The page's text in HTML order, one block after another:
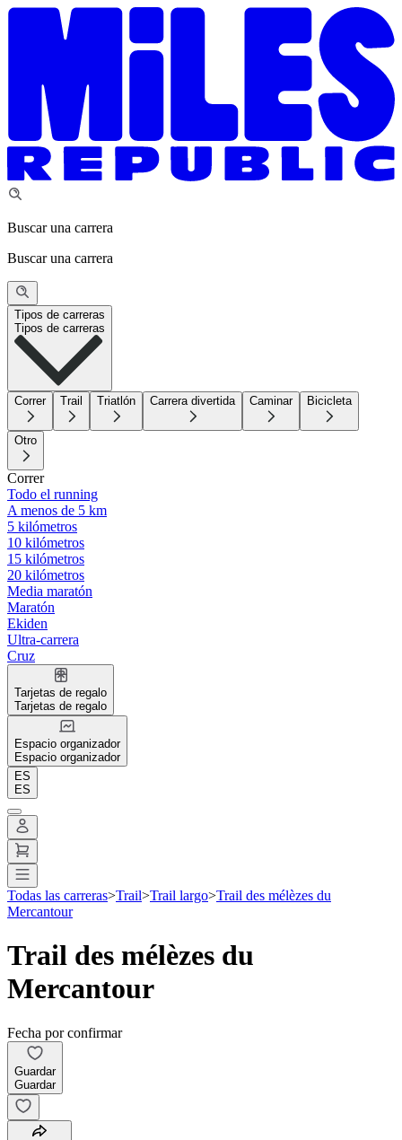
Buscar una carrera
Buscar una carrera
Tipos de carreras
Tipos de carreras
Correr Trail Triatlón Carrera divertida Caminar Bicicleta
Otro
Correr
Todo el running
A menos de 5 km
5 kilómetros
10 kilómetros
15 kilómetros
20 kilómetros
Media maratón
Maratón
Ekiden
Ultra-carrera
Cruz
Tarjetas de regalo
Tarjetas de regalo
Espacio organizador
Espacio organizador
ES
ES
Todas las carreras>Trail>Trail largo>Trail des mélèzes du
Mercantour
Trail des mélèzes du
Mercantour
Fecha por confirmar
Guardar
Guardar